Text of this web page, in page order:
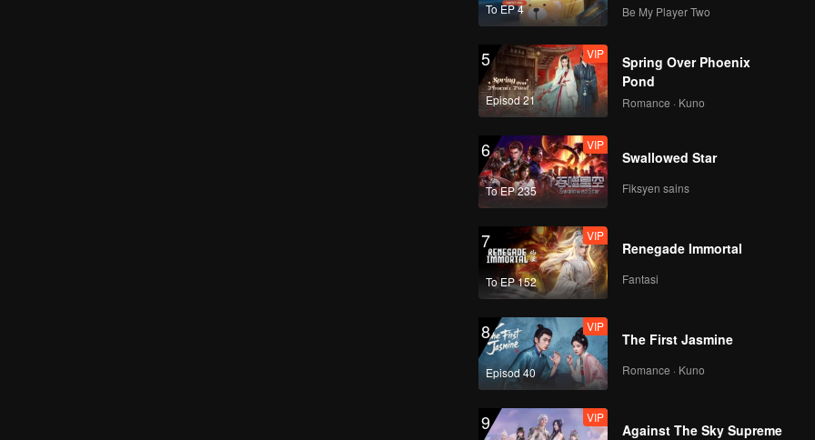
To EP 4 Be My Player Two
5
Episod 21
VIP
Spring Over Phoenix
Pond
Romance · Kuno
6
To EP 235
VIP
Swallowed Star
Fiksyen sains
7
To EP 152
VIP
Renegade Immortal
Fantasi
8
Episod 40
VIP
The First Jasmine
Romance · Kuno
9 VIP
Against The Sky Supreme